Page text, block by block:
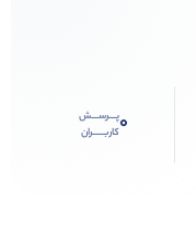
0پـــرســـش
کاربـــــران